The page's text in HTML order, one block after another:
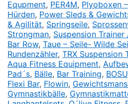
Equpment, PER4M, Plyoboxen
Hürden, Power Sleds &
& Agilität, Springseile,
Strongman, Suspension
Bar Row, Taue – Seile- Wilde
Rundenzähler, TRX Suspension
Aqua Fitness Equipment,
Pad´s, Bälle, Bar Training, BOSU
Flexi Bar, Flowin,
Gymnastikbälle,